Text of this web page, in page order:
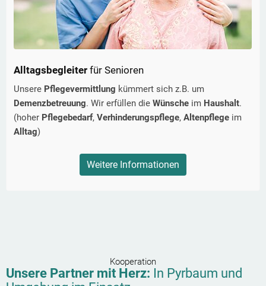
Alltagsbegleiter für Senioren
Unsere Pflegevermittlung kümmert sich z.B. um
Demenzbetreuung. Wir erfüllen die Wünsche im Haushalt.
(hoher Pflegebedarf, Verhinderungspflege, Altenpflege im
Alltag)
Weitere Informationen
Kooperation
Unsere Partner mit Herz: In Pyrbaum und